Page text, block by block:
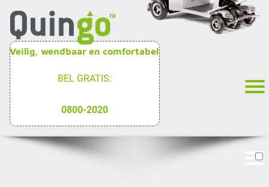
Veilig, wendbaar en comfortabel
BEL GRATIS:
0800-2020